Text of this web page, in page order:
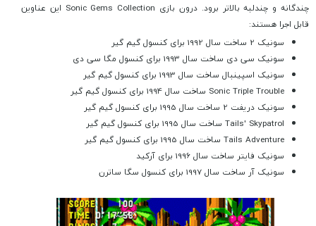
چندگانه و چندلبه بالاتر برود. درون بازی Sonic Gems Collection این عناوین
قابل اجرا هستند:
سونیک 2 ساخت سال 1992 برای کنسول گیم گیر
سونیک سی دی ساخت سال 1993 برای کنسول مگا سی دی
سونیک اسپینبال ساخت سال 1993 برای کنسول گیم گیر
Sonic Triple Trouble ساخت سال 1994 برای کنسول گیم گیر
سونیک دریفت 2 ساخت سال 1995 برای کنسول گیم گیر
Tails' Skypatrol ساخت سال 1995 برای کنسول گیم گیر
Tails Adventure ساخت سال 1995 برای کنسول گیم گیر
سونیک فایتر ساخت سال 1996 برای آرکید
سونیک آر ساخت سال 1997 برای کنسول سگا ساترن